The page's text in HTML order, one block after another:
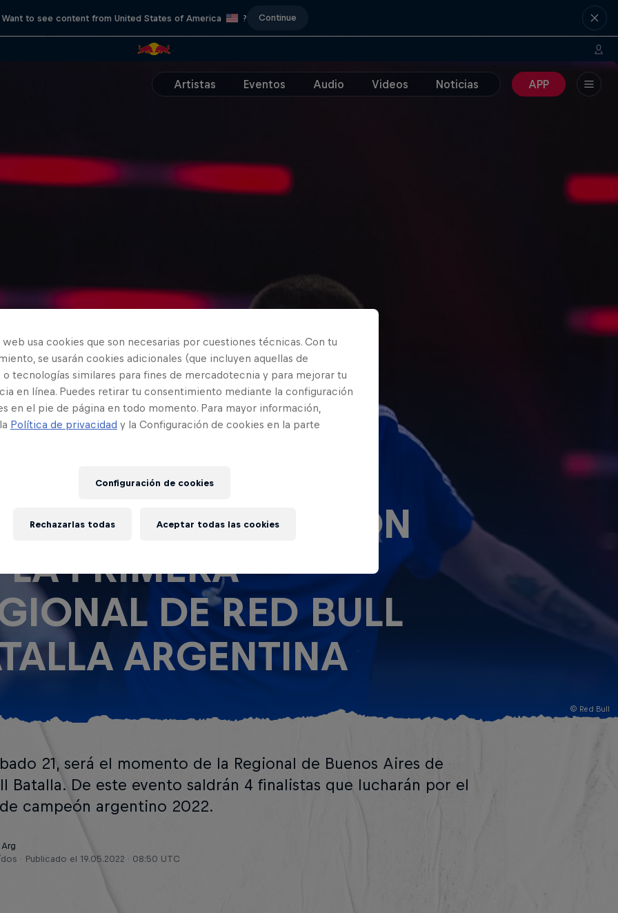
Want to see content from United States of America ? Continue
Artistas Eventos Audio Videos Noticias APP
© Red Bull
LA INFORMACIÓN
LA PRIMERA
DE RED BULL
ARGENTINA
21, será el momento de la Regional de Buenos Aires de
Batalla. De este evento saldrán 4 finalistas que lucharán por el
campeón argentino 2022.
Publicado el 19.05.2022 · 08:50 UTC
usa cookies que son necesarias por cuestiones técnicas. Con tu
se usarán cookies adicionales (que incluyen aquellas de
tecnologías similares para fines de mercadotecnia y para mejorar tu
en línea. Puedes retirar tu consentimiento mediante la configuración
en el pie de página en todo momento. Para mayor información,
Política de privacidad y la Configuración de cookies en la parte
Configuración de cookies
Rechazarlas todas Aceptar todas las cookies